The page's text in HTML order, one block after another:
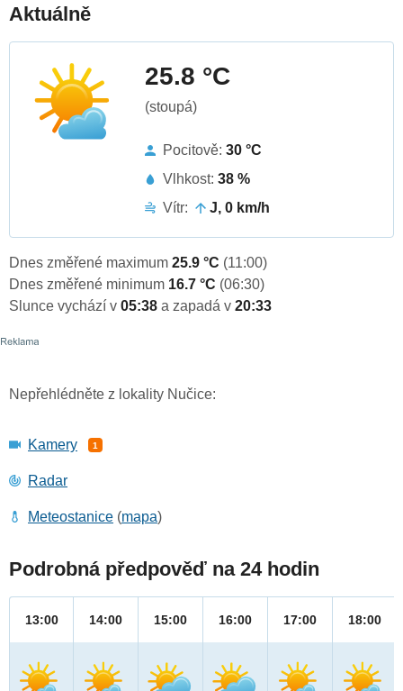
Aktuálně
25.8 °C
(stoupá)
Pocitově: 30 °C
Vlhkost: 38 %
Vítr:
J, 0 km/h
Dnes změřené maximum 25.9 °C (11:00)
Dnes změřené minimum 16.7 °C (06:30)
Slunce vychází v 05:38 a zapadá v 20:33
Nepřehlédněte z lokality Nučice:
Kamery 1
Radar
Meteostanice (mapa)
Podrobná předpověď na 24 hodin
13:00 14:00 15:00 16:00 17:00 18:00